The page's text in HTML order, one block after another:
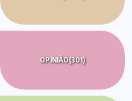
OPINIÃO(301)